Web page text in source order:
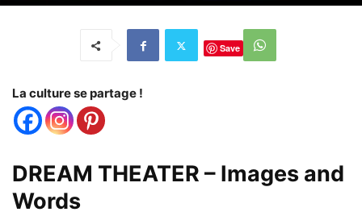
Save
La culture se partage !
DREAM THEATER – Images and
Words